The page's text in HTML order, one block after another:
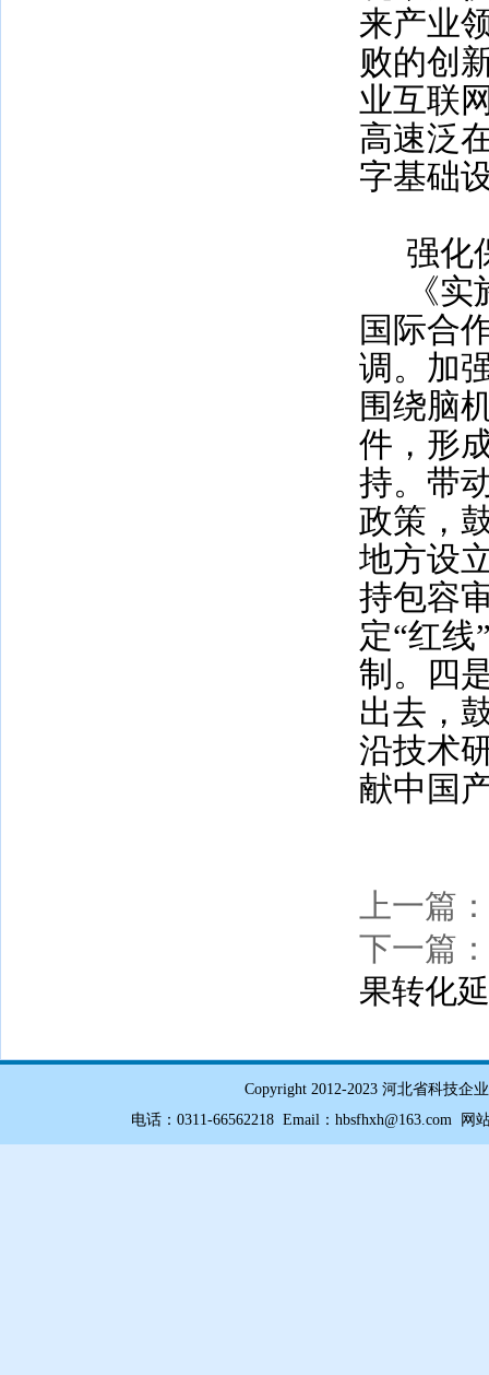
来产业
败的创
业互联
高速泛
字基础
强化
《
国际合
调。加
围绕脑
件，形
持。带
政策，
地方设
持包容
定“红线
制。四
出去，
沿技术
献中国
上一篇：
下一篇：
果转化
Copyright 2012-2023 河北省科技企
电话：0311-66562218 Email：hbsfhxh@163.com 网